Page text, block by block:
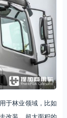
于林业领域，比如